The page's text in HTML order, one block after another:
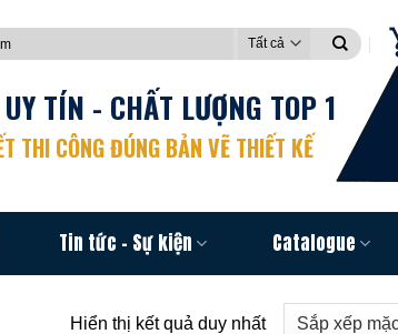
TÍN - CHẤT LƯỢNG TOP 1
CÔNG ĐÚNG BẢN VẼ THIẾT KẾ
Tin tức – Sự kiện Catalogue
Hiển thị kết quả duy nhất